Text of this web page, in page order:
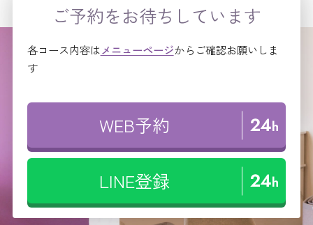
ご予約をお待ちしています
各コース内容はメニューページからご確認お願いしま
す
WEB予約
LINE登録